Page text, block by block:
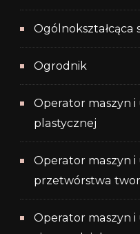
Ogólnokształcąca
Ogrodnik
Operator maszyn
plastycznej
Operator maszyn
przetwórstwa
Operator maszyn